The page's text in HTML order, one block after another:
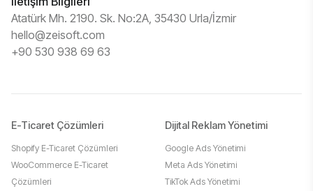
Atatürk Mh. 2190. Sk. No:2A, 35430 Urla/İzmir
hello@zeisoft.com
+90 530 938 69 63
E-Ticaret Çözümleri
Shopify E-Ticaret Çözümleri
WooCommerce E-Ticaret
Çözümleri
Dijital Reklam Yönetimi
Google Ads Yönetimi
Meta Ads Yönetimi
TikTok Ads Yönetimi